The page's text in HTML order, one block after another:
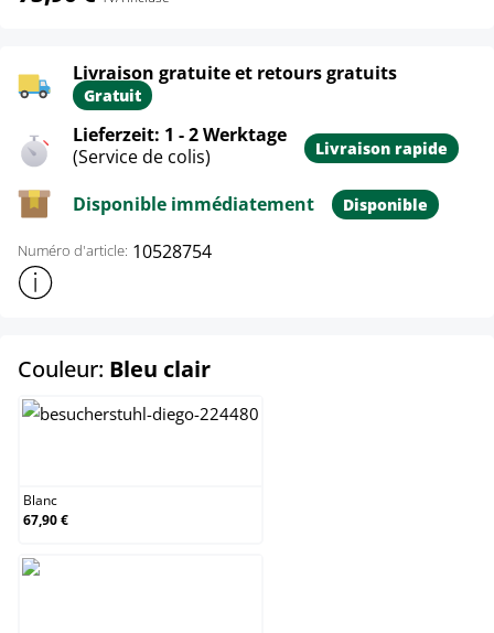
Livraison gratuite et retours gratuits
Gratuit
Lieferzeit: 1 - 2 Werktage
(Service de colis)
Livraison rapide
Disponible immédiatement Disponible
Numéro d'article: 10528754
Afficher plus d'informations sur le produit
Couleur: Bleu clairselect
Blanc
67,90 €